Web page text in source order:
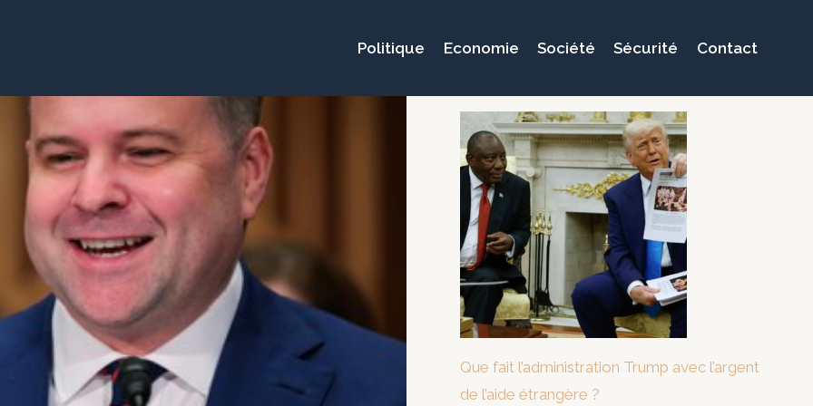
Politique Economie Société Sécurité Contact
Que fait l’administration Trump avec l’argent
de l’aide étrangère ?